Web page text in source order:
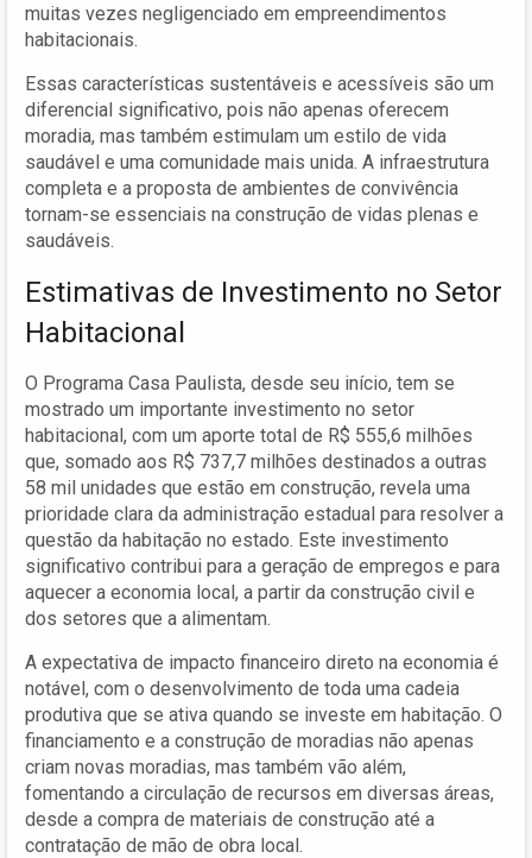
muitas vezes negligenciado em empreendimentos
habitacionais.
Essas características sustentáveis e acessíveis são um
diferencial significativo, pois não apenas oferecem
moradia, mas também estimulam um estilo de vida
saudável e uma comunidade mais unida. A infraestrutura
completa e a proposta de ambientes de convivência
tornam-se essenciais na construção de vidas plenas e
saudáveis.
Estimativas de Investimento no Setor
Habitacional
O Programa Casa Paulista, desde seu início, tem se
mostrado um importante investimento no setor
habitacional, com um aporte total de R$ 555,6 milhões
que, somado aos R$ 737,7 milhões destinados a outras
58 mil unidades que estão em construção, revela uma
prioridade clara da administração estadual para resolver a
questão da habitação no estado. Este investimento
significativo contribui para a geração de empregos e para
aquecer a economia local, a partir da construção civil e
dos setores que a alimentam.
A expectativa de impacto financeiro direto na economia é
notável, com o desenvolvimento de toda uma cadeia
produtiva que se ativa quando se investe em habitação. O
financiamento e a construção de moradias não apenas
criam novas moradias, mas também vão além,
fomentando a circulação de recursos em diversas áreas,
desde a compra de materiais de construção até a
contratação de mão de obra local.